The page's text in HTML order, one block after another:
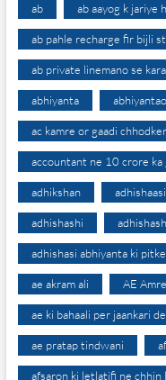
ab ab aayog k jariye
ab pahle recharge fir bijli
ab private linemano se
abhiyanta abhiyantao
ac kamre or gaadi
accountant ne 10 crore ka
adhikshan
adhishashi
adhishasi abhiyanta ki
ae akram ali AE
ae ki bahaali per jaankari
ae pratap tindwani
afsaron ki letlatifi ne chhin